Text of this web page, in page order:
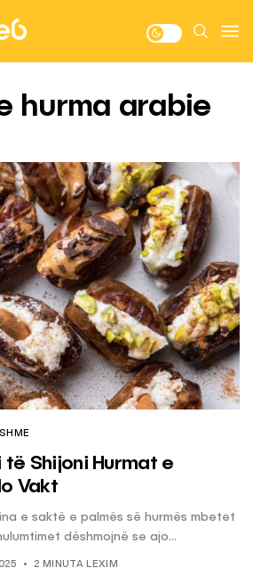
hurma arabie
të Shijoni Hurmat e
Vakt
e saktë e palmës së hurmës mbetet
dëshmojnë se ajo...
2 MINUTA LEXIM